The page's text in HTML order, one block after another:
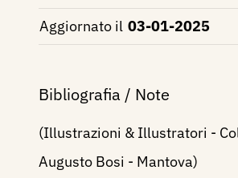
Aggiornato il 03-01-2025
Bibliografia / Note
(Illustrazioni & Illustratori -
Augusto Bosi - Mantova)